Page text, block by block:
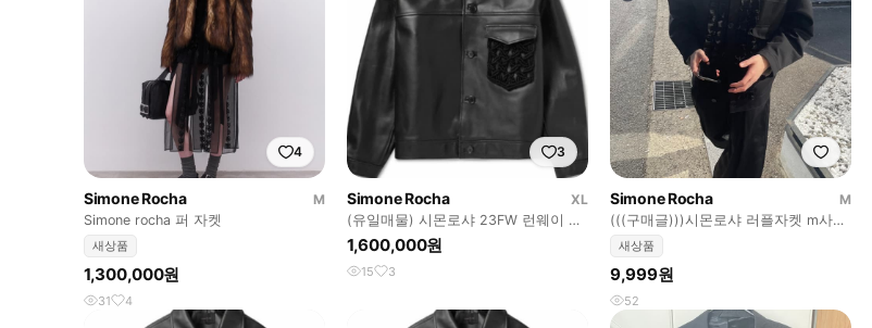
4
Simone Rocha
M
Simone rocha 퍼 자켓
새상품
1,300,000원
31 4
3
Simone Rocha
XL
(유일매물) 시몬로샤 23FW 런웨이 크
로셰 레더 자켓
1,600,000원
15 3
Simone Rocha
M
(((구매글)))시몬로샤 러플자켓 m사이
즈 구해요
새상품
9,999원
52